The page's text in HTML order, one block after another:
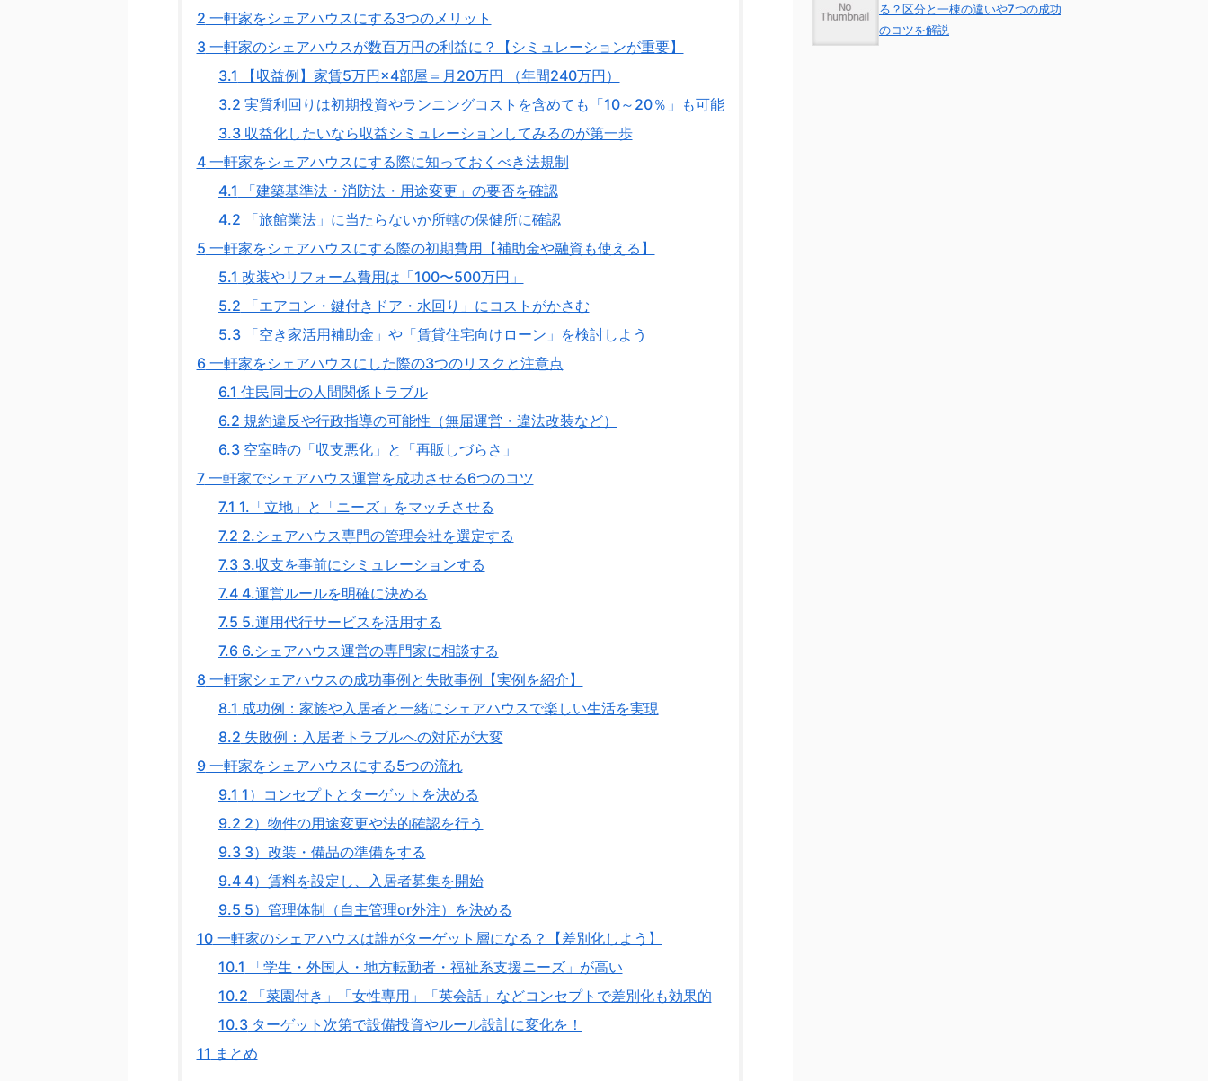
2 一軒家をシェアハウスにする3つのメリット
3一軒家のシェアハウスが数百万円の利益に？【シミュレーションが重要】
3.1 【収益例】家賃5万円×4部屋＝月20万円 （年間240万円）
3.2 実質利回りは初期投資やランニングコストを含めても「10～20％」も可能
3.3収益化したいなら収益シミュレーションしてみるのが第一歩
4一軒家をシェアハウスにする際に知っておくべき法規制
4.1 「建築基準法・消防法・用途変更」の要否を確認
4.2 「旅館業法」に当たらないか所轄の保健所に確認
5 一軒家をシェアハウスにする際の初期費用【補助金や融資も使える】
5.1 改装やリフォーム費用は「100〜500万円」
5.2 「エアコン・鍵付きドア・水回り」にコストがかさむ
5.3「空き家活用補助金」や「賃貸住宅向けローン」を検討しよう
6一軒家をシェアハウスにした際の3つのリスクと注意点
6.1 住民同士の人間関係トラブル
6.2 規約違反や行政指導の可能性（無届運営・違法改装など）
6.3空室時の「収支悪化」と「再販しづらさ」
7一軒家でシェアハウス運営を成功させる6つのコツ
7.1 1.「立地」と「ニーズ」をマッチさせる
7.2 2.シェアハウス専門の管理会社を選定する
7.33.収支を事前にシミュレーションする
7.44.運営ルールを明確に決める
7.5 5.運用代行サービスを活用する
7.66.シェアハウス運営の専門家に相談する
8 一軒家シェアハウスの成功事例と失敗事例【実例を紹介】
8.1 成功例：家族や入居者と一緒にシェアハウスで楽しい生活を実現
8.2 失敗例：入居者トラブルへの対応が大変
9一軒家をシェアハウスにする5つの流れ
9.1 1）コンセプトとターゲットを決める
9.2 2）物件の用途変更や法的確認を行う
9.33）改装・備品の準備をする
9.44）賃料を設定し、入居者募集を開始
9.5 5）管理体制（自主管理or外注）を決める
10一軒家のシェアハウスは誰がターゲット層になる？【差別化しよう】
10.1 「学生・外国人・地方転勤者・福祉系支援ニーズ」が高い
10.2 「菜園付き」「女性専用」「英会話」などコンセプトで差別化も効果的
10.3ターゲット次第で設備投資やルール設計に変化を！
11 まとめ
る？区分と一棟の違いや7つの成功
のコツを解説